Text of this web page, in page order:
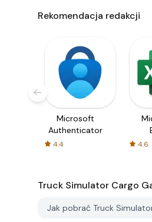
Rekomendacja redakcji
Microsoft
Authenticator
4.4 4.6
Truck Simulator Cargo
Jak pobrać Truck